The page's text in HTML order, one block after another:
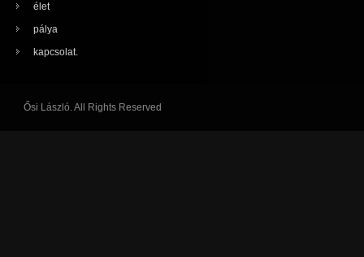
élet
pálya
kapcsolat.
Ősi László. All Rights Reserved